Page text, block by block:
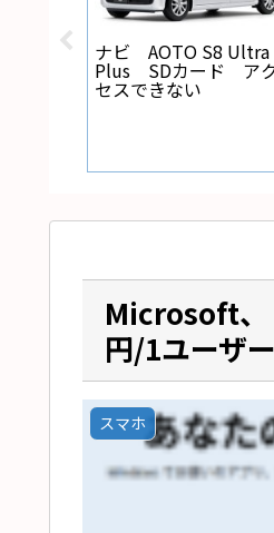
ナビ AOTO S8 Ultra
Plus SDカード ア
セスできない
Microsoft、
円/1ユーザ
スマホ